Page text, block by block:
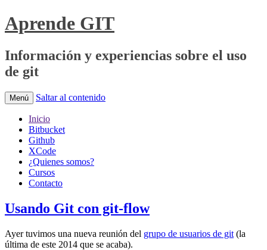
Aprende GIT
Información y experiencias sobre el uso
de git
Menú Saltar al contenido
Inicio
Bitbucket
Github
XCode
¿Quienes somos?
Cursos
Contacto
Usando Git con git-flow
Ayer tuvimos una nueva reunión del grupo de usuarios de git (la
última de este 2014 que se acaba).